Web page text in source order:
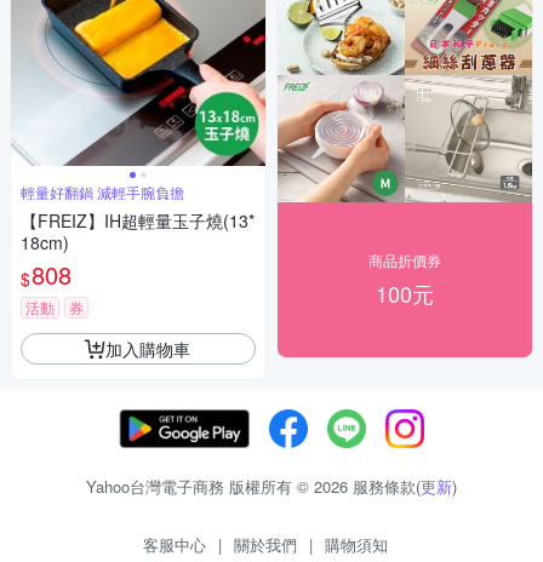
輕量好翻鍋 減輕手腕負擔
【FREIZ】IH超輕量玉子燒(13*
18cm)
$808
活動 券
加入購物車
商品折價券
100元
Yahoo台灣電子商務 版權所有 © 2026 服務條款(更新)
客服中心 | 關於我們 | 購物須知